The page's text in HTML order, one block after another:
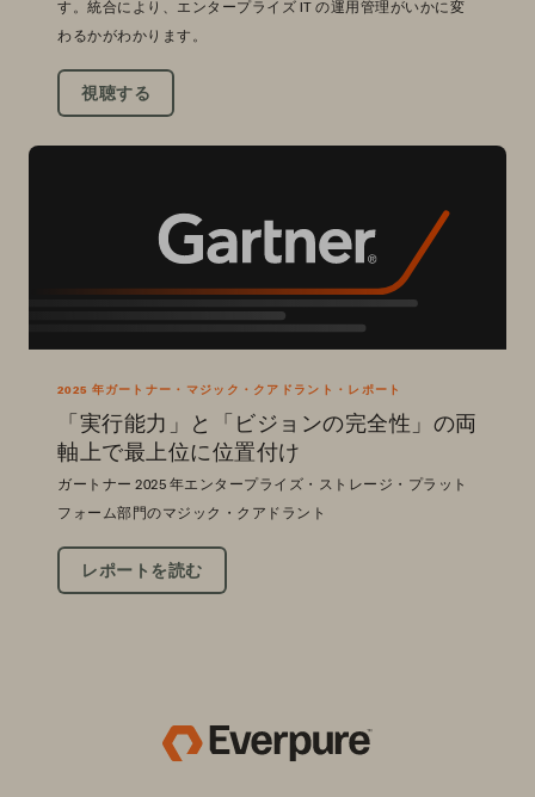
す。統合により、エンタープライズ IT の運用管理がいかに変
わるかがわかります。
視聴する
2025 年ガートナー・マジック・クアドラント・レポート
「実行能力」と「ビジョンの完全性」の両
軸上で最上位に位置付け
ガートナー 2025 年エンタープライズ・ストレージ・プラット
フォーム部門のマジック・クアドラント
レポートを読む